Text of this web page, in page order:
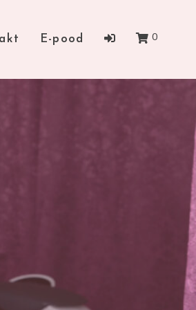
E-pood 0